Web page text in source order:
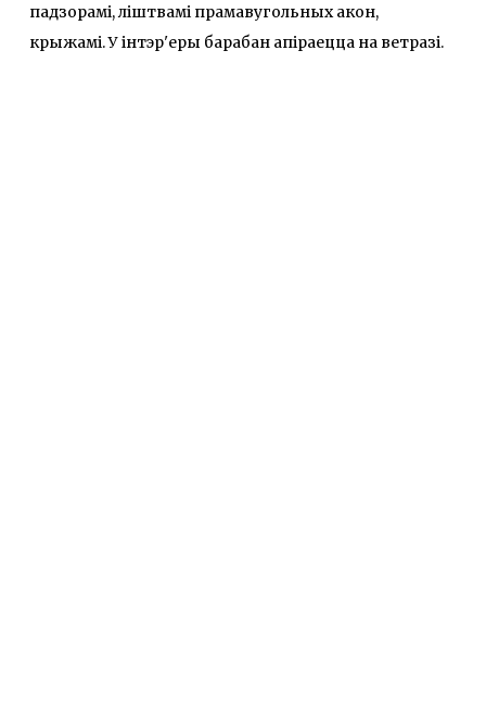
падзорамі, ліштвамі прамавугольных акон,
крыжамі. У інтэр'еры барабан апіраецца на ветразі.